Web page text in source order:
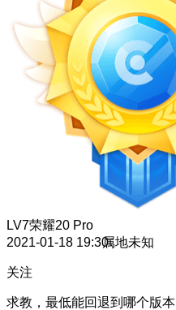
LV7荣耀20 Pro
2021-01-18 19:30属地未知
关注
求教，最低能回退到哪个版本